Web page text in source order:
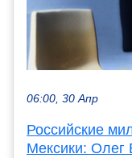
06:00, 30 Апр
Российские
Мексики: Олег